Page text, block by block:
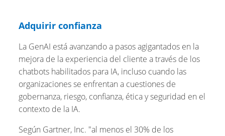
Adquirir confianza
La GenAI está avanzando a pasos agigantados en la
mejora de la experiencia del cliente a través de los
chatbots habilitados para IA, incluso cuando las
organizaciones se enfrentan a cuestiones de
gobernanza, riesgo, confianza, ética y seguridad en el
contexto de la IA.
Según Gartner, Inc. "al menos el 30% de los